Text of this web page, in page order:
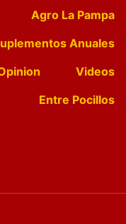
Agro La Pampa
Anuales
Videos
Entre Pocillos